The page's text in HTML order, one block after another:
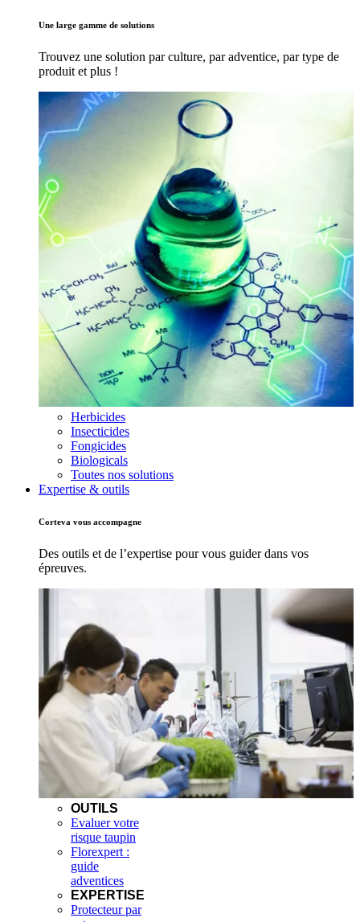
Une large gamme de solutions
Trouvez une solution par culture, par adventice, par type de
produit et plus !
Herbicides
Insecticides
Fongicides
Biologicals
Toutes nos solutions
Expertise & outils
Corteva vous accompagne
Des outils et de l’expertise pour vous guider dans vos
épreuves.
OUTILS
Evaluer votre
risque taupin
Florexpert :
guide
adventices
EXPERTISE
Protecteur par